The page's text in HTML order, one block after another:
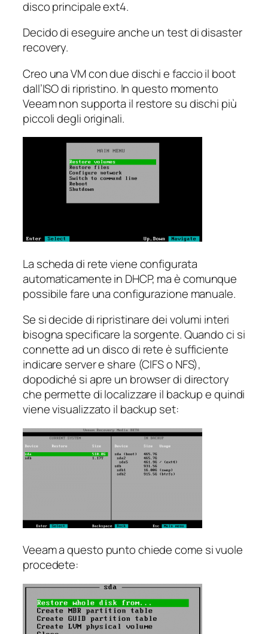
disco principale ext4.
Decido di eseguire anche un test di disaster
recovery.
Creo una VM con due dischi e faccio il boot
dall’ISO di ripristino. In questo momento
Veeam non supporta il restore su dischi più
piccoli degli originali.
La scheda di rete viene configurata
automaticamente in DHCP, ma è comunque
possibile fare una configurazione manuale.
Se si decide di ripristinare dei volumi interi
bisogna specificare la sorgente. Quando ci si
connette ad un disco di rete è sufficiente
indicare server e share (CIFS o NFS),
dopodiché si apre un browser di directory
che permette di localizzare il backup e quindi
viene visualizzato il backup set:
Veeam a questo punto chiede come si vuole
procedete: